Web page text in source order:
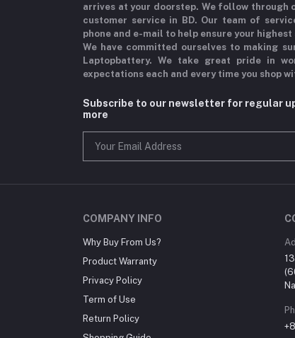
arrives at your doorstep. We follow through
customer service in BD. Our team of
phone and e-mail to help ensure your
We have committed ourselves to making
Laptopbattery. We take great pride in
expectations each and every time you shop
Subscribe to our newsletter for regular
more
COMPANY INFO
Why Buy From Us?
Product Warranty
Privacy Policy
Term of Use
Return Policy